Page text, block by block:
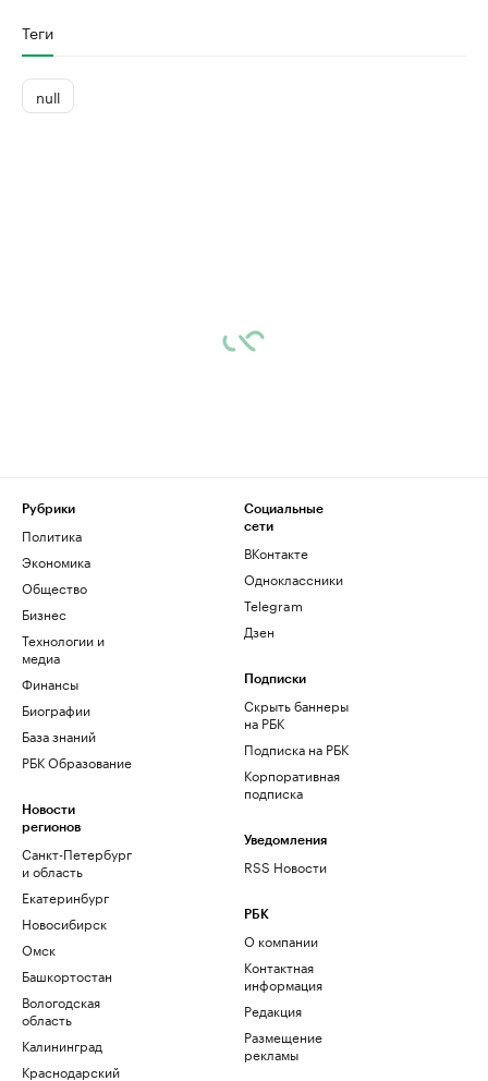
Теги
null
Рубрики
Политика
Экономика
Общество
Бизнес
Технологии и
медиа
Финансы
Биографии
База знаний
РБК Образование
Новости
регионов
Санкт-Петербург
и область
Екатеринбург
Новосибирск
Омск
Башкортостан
Вологодская
область
Калининград
Краснодарский
Социальные
сети
ВКонтакте
Одноклассники
Telegram
Дзен
Подписки
Скрыть баннеры
на РБК
Подписка на РБК
Корпоративная
подписка
Уведомления
RSS Новости
РБК
О компании
Контактная
информация
Редакция
Размещение
рекламы